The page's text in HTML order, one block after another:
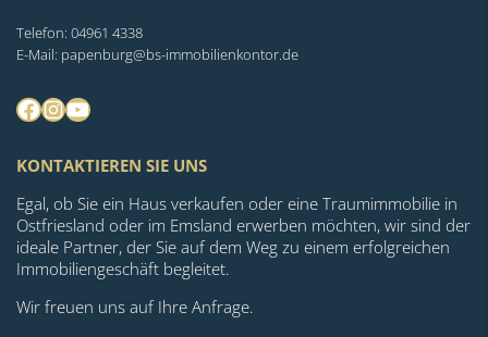
Telefon: 04961 4338
E-Mail: papenburg@bs-immobilienkontor.de
Facebook
Instagram
YouTube
KONTAKTIEREN SIE UNS
Egal, ob Sie ein Haus verkaufen oder eine Traumimmobilie in
Ostfriesland oder im Emsland erwerben möchten, wir sind der
ideale Partner, der Sie auf dem Weg zu einem erfolgreichen
Immobiliengeschäft begleitet.
Wir freuen uns auf Ihre Anfrage.